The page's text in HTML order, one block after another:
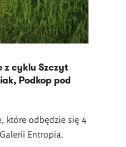
z cyklu Szczyt
Podkop pod
które odbędzie się 4
Entropia.